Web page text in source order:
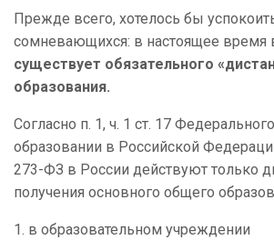
Прежде всего, хотелось бы
сомневающихся: в настоящее время
существует обязательного
образования.
Согласно п. 1, ч. 1 ст. 17
образовании в Российской
273-ФЗ в России действуют только
получения основного общего
1. в образовательном учреждении